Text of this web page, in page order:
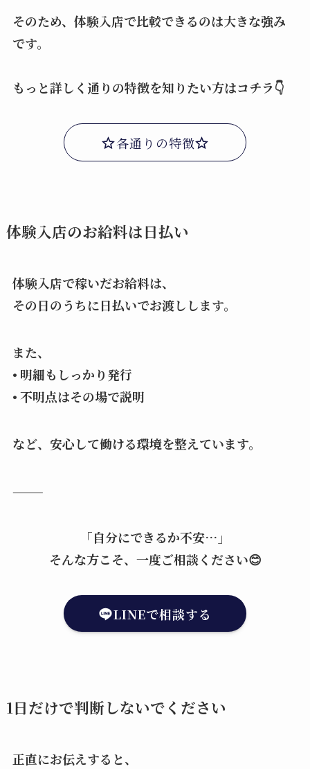
そのため、体験入店で比較できるのは大きな強み
です。
もっと詳しく通りの特徴を知りたい方はコチラ👇
各通りの特徴
体験入店のお給料は日払い
体験入店で稼いだお給料は、
その日のうちに日払いでお渡しします。
また、
• 明細もしっかり発行
• 不明点はその場で説明
など、安心して働ける環境を整えています。
⸻
「自分にできるか不安…」
そんな方こそ、一度ご相談ください😊
LINEで相談する
1日だけで判断しないでください
正直にお伝えすると、